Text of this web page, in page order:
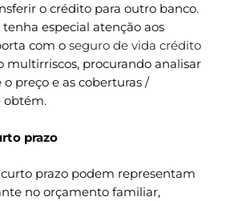
o crédito para outro banco.
especial atenção aos
com o seguro de vida crédito
multirriscos, procurando analisar
preço e as coberturas /
obtém.
prazo
prazo podem representam
no orçamento familiar,